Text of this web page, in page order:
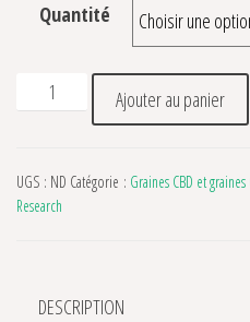
Quantité
quantité de Black Harlequin
Ajouter au panier
UGS : ND Catégorie : Graines CBD et graines
Research
DESCRIPTION